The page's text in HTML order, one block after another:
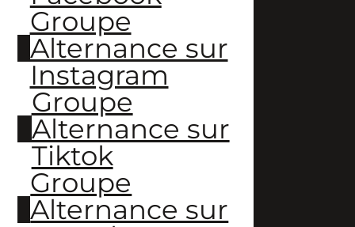
Groupe
Alternance sur
Instagram
Groupe
Alternance sur
Tiktok
Groupe
Alternance sur